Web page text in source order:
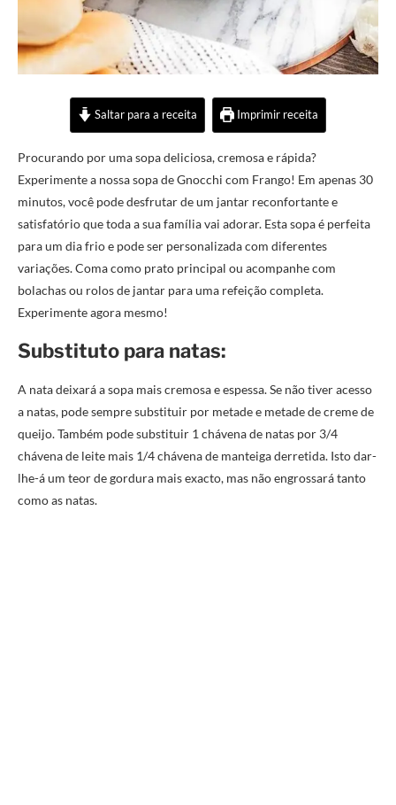
Saltar para a receita Imprimir receita
Procurando por uma sopa deliciosa, cremosa e rápida?
Experimente a nossa sopa de Gnocchi com Frango! Em apenas 30
minutos, você pode desfrutar de um jantar reconfortante e
satisfatório que toda a sua família vai adorar. Esta sopa é perfeita
para um dia frio e pode ser personalizada com diferentes
variações. Coma como prato principal ou acompanhe com
bolachas ou rolos de jantar para uma refeição completa.
Experimente agora mesmo!
Substituto para natas:
A nata deixará a sopa mais cremosa e espessa. Se não tiver acesso
a natas, pode sempre substituir por metade e metade de creme de
queijo. Também pode substituir 1 chávena de natas por 3/4
chávena de leite mais 1/4 chávena de manteiga derretida. Isto dar-
lhe-á um teor de gordura mais exacto, mas não engrossará tanto
como as natas.